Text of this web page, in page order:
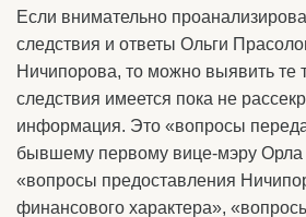
Если внимательно
следствия и ответы Ольги
Ничипорова, то можно выявить те
следствия имеется пока не
информация. Это «вопросы
бывшему первому вице-мэру Орла
«вопросы предоставления
финансового характера»,